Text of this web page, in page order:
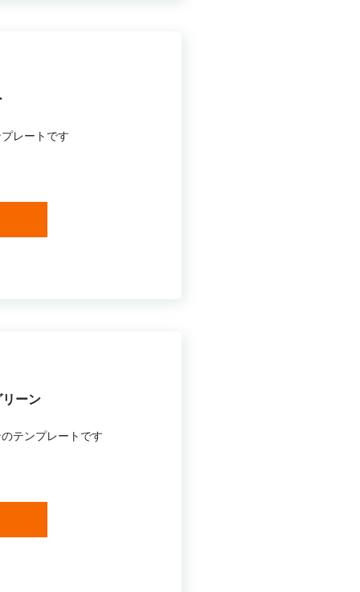
レートです
ーン
テンプレートです